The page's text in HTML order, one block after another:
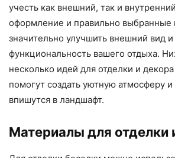
учесть как внешний, так и
оформление и правильно выбранные
значительно улучшить внешний вид и
функциональность вашего отдыха.
несколько идей для отделки и
помогут создать уютную атмосферу
впишутся в ландшафт.
Материалы для отделки